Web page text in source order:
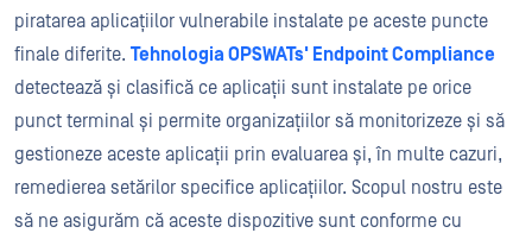
piratarea aplicațiilor vulnerabile instalate pe aceste puncte
finale diferite. Tehnologia OPSWATs' Endpoint Compliance
detectează și clasifică ce aplicații sunt instalate pe orice
punct terminal și permite organizațiilor să monitorizeze și să
gestioneze aceste aplicații prin evaluarea și, în multe cazuri,
remedierea setărilor specifice aplicațiilor. Scopul nostru este
să ne asigurăm că aceste dispozitive sunt conforme cu